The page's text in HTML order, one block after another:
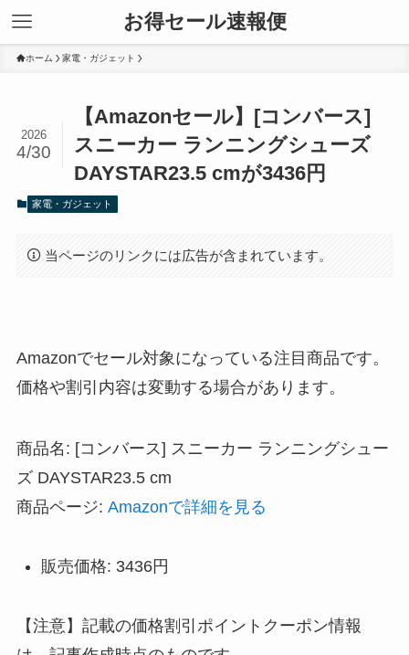
お得セール速報便
ホーム 家電・ガジェット
【Amazonセール】[コンバース]
スニーカー ランニングシューズ
DAYSTAR23.5 cmが3436円
2026
4/30
家電・ガジェット
当ページのリンクには広告が含まれています。
Amazonでセール対象になっている注目商品です。
価格や割引内容は変動する場合があります。
商品名: [コンバース] スニーカー ランニングシュー
ズ DAYSTAR23.5 cm
商品ページ: Amazonで詳細を見る
販売価格: 3436円
【注意】記載の価格割引ポイントクーポン情報